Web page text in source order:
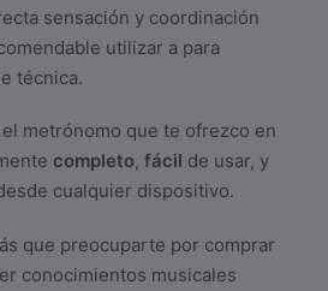
sensación y coordinación
utilizar a para
técnica.
metrónomo que te ofrezco en
completo, fácil de usar, y
cualquier dispositivo.
que preocuparte por comprar
conocimientos musicales